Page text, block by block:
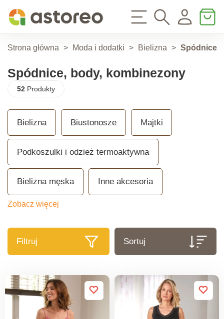
Strona główna > Moda i dodatki > Bielizna > Spódnice,
Spódnice, body, kombinezony
52Produkty
Bielizna Biustonosze Majtki
Podkoszulki i odzież termoaktywna
Bielizna męska Inne akcesoria
Zobacz więcej
Filtruj Sortuj